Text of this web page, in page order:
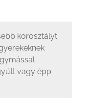
korosztályt
vagy épp